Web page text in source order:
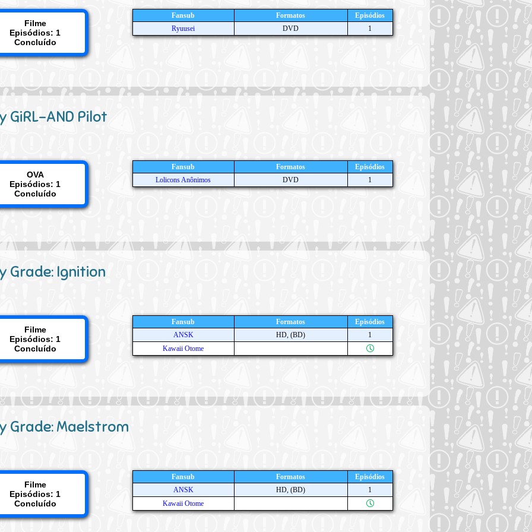
Filme
Episódios: 1
Concluído
Fansub Formatos
Episódios
Ryuusei
DVD 1
GiRL-AND Pilot
OVA
Episódios: 1
Concluído
Fansub Formatos
Episódios
Lolicons Anônimos
DVD 1
Grade: Ignition
Filme
Episódios: 1
Concluído
Fansub Formatos
Episódios
ANSK
HD, (BD)
1
Kawaii Otome
Grade: Maelstrom
Filme
Episódios: 1
Concluído
Fansub Formatos
Episódios
ANSK
HD, (BD)
1
Kawaii Otome